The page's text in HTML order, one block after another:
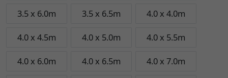
3.5 x 6.0m 3.5 x 6.5m 4.0 x 4.0m
4.0 x 4.5m 4.0 x 5.0m 4.0 x 5.5m
4.0 x 6.0m 4.0 x 6.5m 4.0 x 7.0m